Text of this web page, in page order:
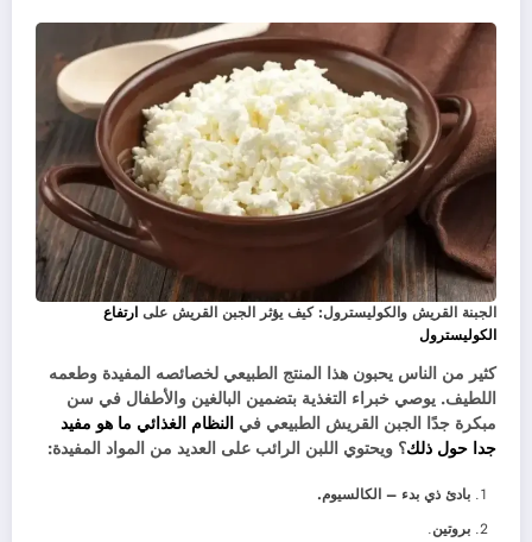
الجبنة القريش والكوليسترول: كيف يؤثر الجبن القريش على ارتفاع
الكوليسترول
كثير من الناس يحبون هذا المنتج الطبيعي لخصائصه المفيدة وطعمه
اللطيف. يوصي خبراء التغذية بتضمين البالغين والأطفال في سن
مبكرة جدًا الجبن القريش الطبيعي في النظام الغذائي ما هو مفيد
جدا حول ذلك؟ ويحتوي اللبن الرائب على العديد من المواد المفيدة:
بادئ ذي بدء – الكالسيوم.
بروتين.